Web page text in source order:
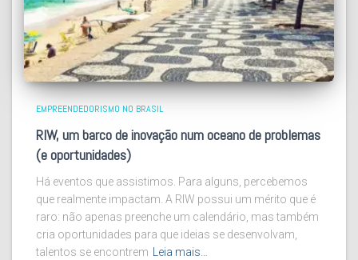
EMPREENDEDORISMO NO BRASIL
RIW, um barco de inovação num oceano de problemas
(e oportunidades)
Há eventos que assistimos. Para alguns, percebemos
que realmente impactam. A RIW possui um mérito que é
raro: não apenas preenche um calendário, mas também
cria oportunidades para que ideias se desenvolvam,
talentos se encontrem
Leia mais…